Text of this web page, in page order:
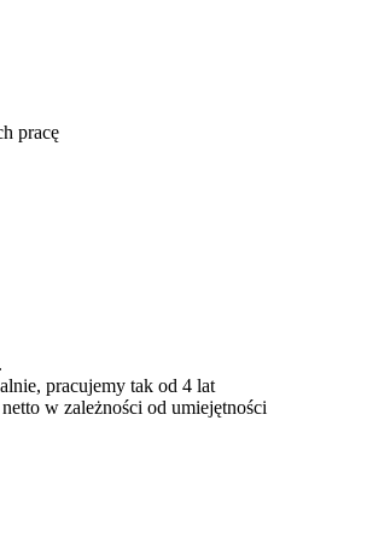
pracę
pracujemy tak od 4 lat
w zależności od umiejętności